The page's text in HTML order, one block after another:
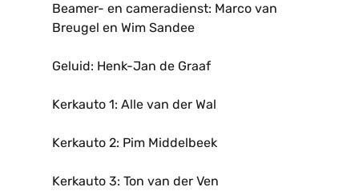
Beamer- en cameradienst: Marco van
Breugel en Wim Sandee
Geluid: Henk-Jan de Graaf
Kerkauto 1: Alle van der Wal
Kerkauto 2: Pim Middelbeek
Kerkauto 3: Ton van der Ven